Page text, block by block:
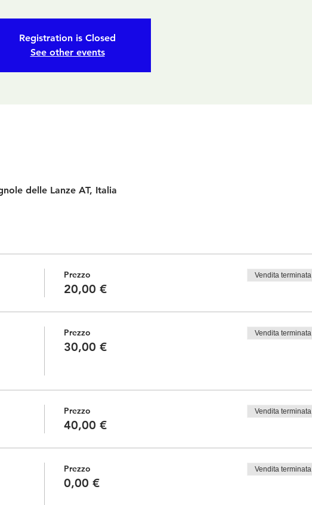
Registration is Closed
See other events
delle Lanze AT, Italia
Prezzo
20,00 €
Vendita terminata
Prezzo
30,00 €
Vendita terminata
Prezzo
40,00 €
Vendita terminata
Prezzo
0,00 €
Vendita terminata